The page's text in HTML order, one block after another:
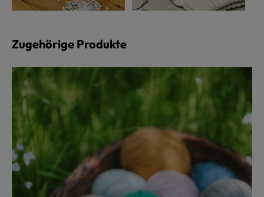
Produktgalerie überspringen
Zugehörige Produkte